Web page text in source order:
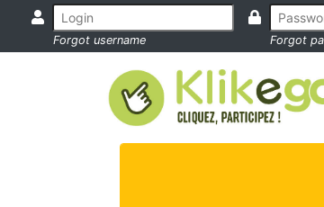
Forgot username Forgot